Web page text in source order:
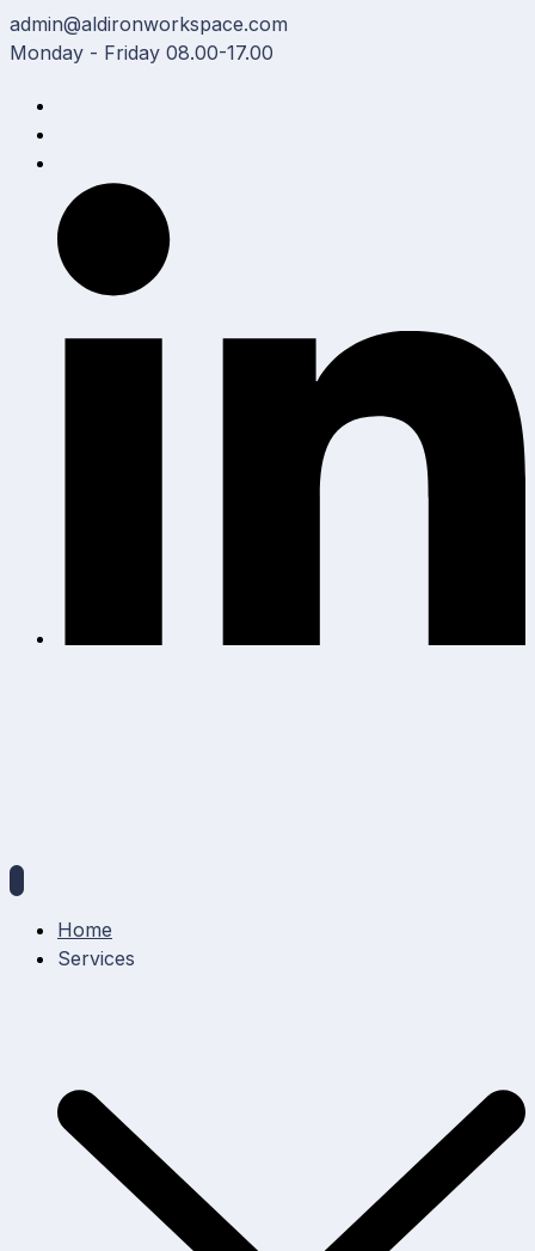
Skip
to
admin@aldironworkspace.com
Monday - Friday 08.00-17.00
Home
Services